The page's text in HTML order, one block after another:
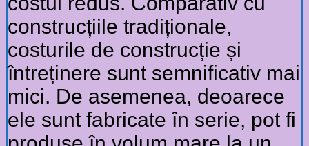
construcțiile tradiționale,
costurile de construcție și
întreținere sunt semnificativ mai
mici. De asemenea, deoarece
ele sunt fabricate în serie, pot fi